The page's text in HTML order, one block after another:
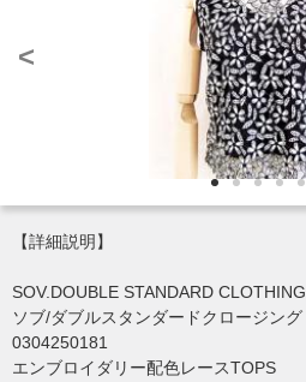
<
【詳細説明】
SOV.DOUBLE STANDARD CLOTHING
ソブ/ダブルスタンダードクロージング
0304250181
エンブロイダリー配色レースTOPS